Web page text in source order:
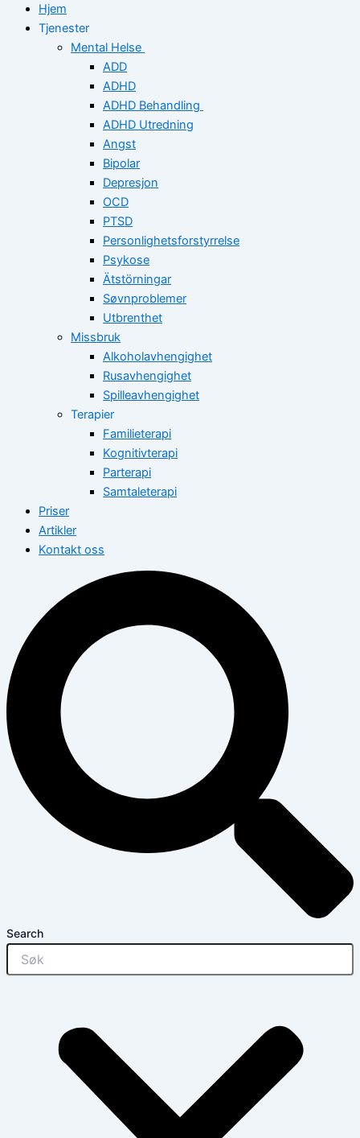
Hjem
Tjenester
Mental Helse
ADD
ADHD
ADHD Behandling
ADHD Utredning
Angst
Bipolar
Depresjon
OCD
PTSD
Personlighetsforstyrrelse
Psykose
Ätstörningar
Søvnproblemer
Utbrenthet
Missbruk
Alkoholavhengighet
Rusavhengighet
Spilleavhengighet
Terapier
Familieterapi
Kognitivterapi
Parterapi
Samtaleterapi
Priser
Artikler
Kontakt oss
Search